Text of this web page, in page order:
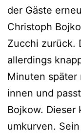
der Gäste
Christoph
Zucchi zurück.
allerdings
Minuten später
innen und
Bojkow. Dieser
umkurven.